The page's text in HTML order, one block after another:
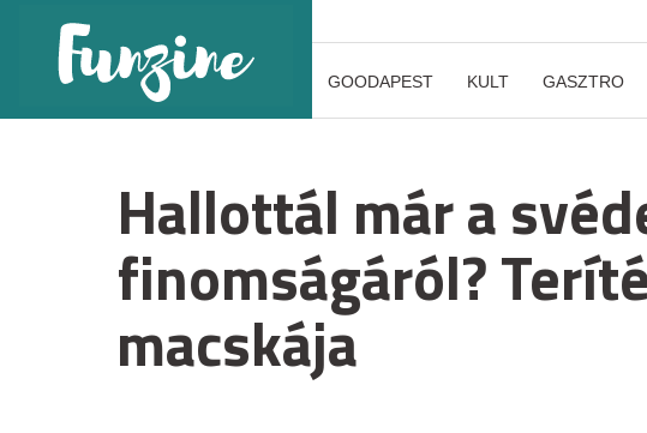
GOODAPEST KULT GASZTRO
Hallottál már a
finomságáról?
macskája